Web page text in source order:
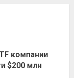
компании
$200 млн